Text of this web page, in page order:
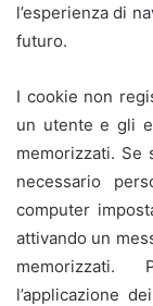
l’esperienza di
futuro.
I cookie non
un utente e gli
memorizzati. Se
necessario
computer
attivando un
memorizzati.
l’applicazione